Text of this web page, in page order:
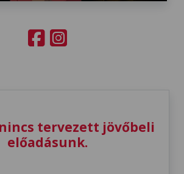
tervezett jövőbeli
előadásunk.